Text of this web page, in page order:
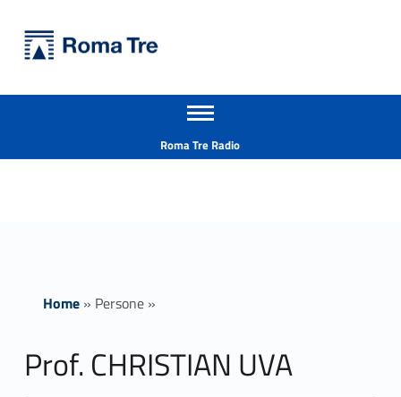
Prof. CHRISTIAN UVA - Università Roma Tre
Apri il menu secondario
Roma Tre Radio
Home» Persone»
Prof. CHRISTIAN UVA